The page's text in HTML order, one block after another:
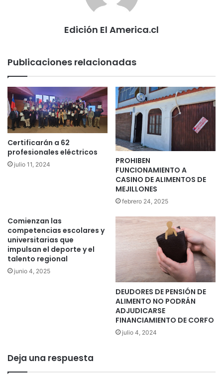
Edición El America.cl
Publicaciones relacionadas
Certificarán a 62
profesionales eléctricos
julio 11, 2024
PROHIBEN
FUNCIONAMIENTO A
CASINO DE ALIMENTOS DE
MEJILLONES
febrero 24, 2025
Comienzan las
competencias escolares y
universitarias que
impulsan el deporte y el
talento regional
junio 4, 2025
DEUDORES DE PENSIÓN DE
ALIMENTO NO PODRÁN
ADJUDICARSE
FINANCIAMIENTO DE CORFO
julio 4, 2024
Deja una respuesta